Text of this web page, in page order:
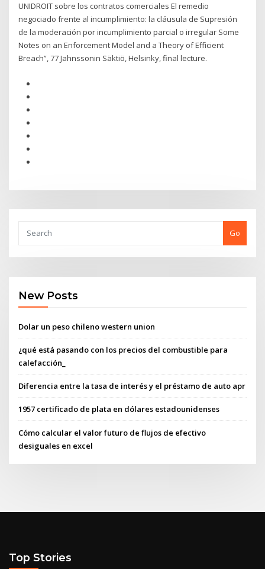
UNIDROIT sobre los contratos comerciales El remedio
negociado frente al incumplimiento: la cláusula de Supresión
de la moderación por incumplimiento parcial o irregular Some
Notes on an Enforcement Model and a Theory of Efficient
Breach”, 77 Jahnssonin Säktiö, Helsinky, final lecture.
Go
New Posts
Dolar un peso chileno western union
¿qué está pasando con los precios del combustible para
calefacción_
Diferencia entre la tasa de interés y el préstamo de auto apr
1957 certificado de plata en dólares estadounidenses
Cómo calcular el valor futuro de flujos de efectivo
desiguales en excel
Top Stories